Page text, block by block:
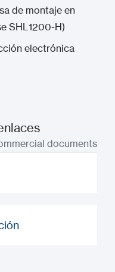
de montaje en
SHL1200-H)
electrónica
documents